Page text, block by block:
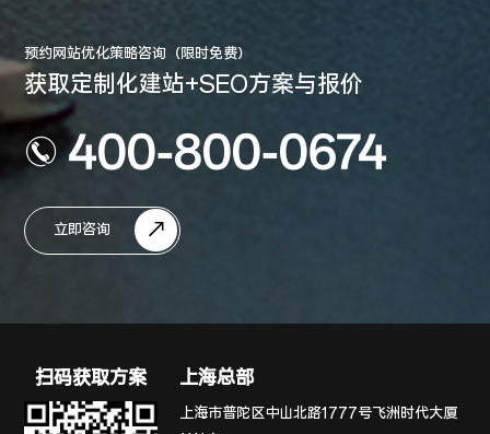
预约网站优化策略咨询（限时免费）
获取定制化建站+SEO方案与报价
400-800-0674
立即咨询
扫码获取方案 上海总部
上海市普陀区中山北路1777号飞洲时代大厦